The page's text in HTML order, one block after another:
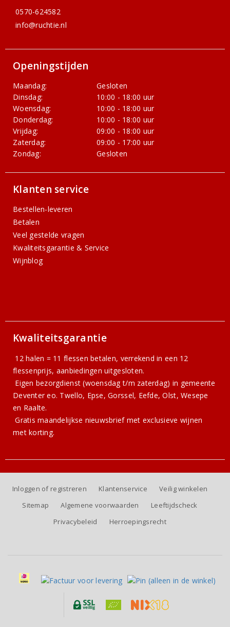
0570-624582
info@ruchtie.nl
Openingstijden
Maandag:
Gesloten
Dinsdag:
10:00 - 18:00 uur
Woensdag:
10:00 - 18:00 uur
Donderdag:
10:00 - 18:00 uur
Vrijdag:
09:00 - 18:00 uur
Zaterdag:
09:00 - 17:00 uur
Zondag:
Gesloten
Klanten service
Bestellen-leveren
Betalen
Veel gestelde vragen
Kwaliteitsgarantie & Service
Wijnblog
Kwaliteitsgarantie
12 halen = 11 flessen betalen, verrekend in een 12
flessenprijs, aanbiedingen uitgesloten.
Eigen bezorgdienst (woensdag t/m zaterdag) in gemeente
Deventer eo. Twello, Epse, Gorssel, Eefde, Olst, Wesepe
en Raalte.
Gratismaandelijkse nieuwsbriefmet exclusieve wijnen
met korting.
Inloggen of registreren Klantenservice
Veilig winkelen
Sitemap
Algemene voorwaarden
Leeftijdscheck
Privacybeleid
Herroepingsrecht